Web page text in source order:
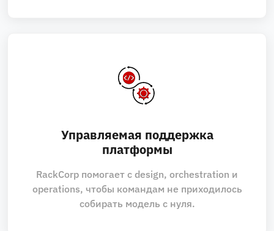
Управляемая поддержка
платформы
RackCorp помогает с design, orchestration и
operations, чтобы командам не приходилось
собирать модель с нуля.